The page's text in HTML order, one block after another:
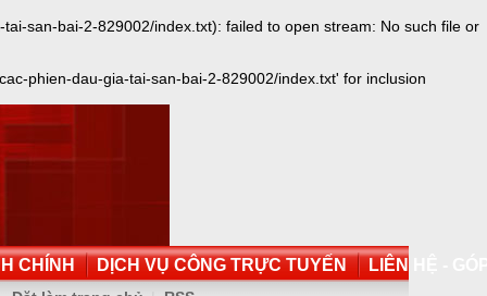
san-bai-2-829002/index.txt): failed to open stream: No such file or
phien-dau-gia-tai-san-bai-2-829002/index.txt' for inclusion
CHÍNH DỊCH VỤ CÔNG TRỰC TUYẾN LIÊN HỆ -